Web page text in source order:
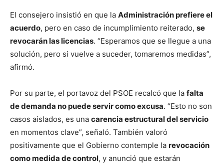
El consejero insistió en que la Administración prefiere el
acuerdo, pero en caso de incumplimiento reiterado, se
revocarán las licencias. “Esperamos que se llegue a una
solución, pero si vuelve a suceder, tomaremos medidas”,
afirmó.
Por su parte, el portavoz del PSOE recalcó que la falta
de demanda no puede servir como excusa. “Esto no son
casos aislados, es una carencia estructural del servicio
en momentos clave”, señaló. También valoró
positivamente que el Gobierno contemple la revocación
como medida de control, y anunció que estarán